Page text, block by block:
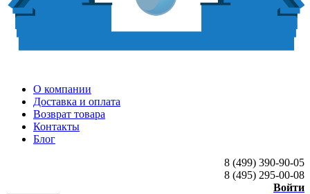
О компании
Доставка и оплата
Возврат товара
Контакты
Блог
8 (499) 390-90-05
8 (495) 295-00-08
Войти